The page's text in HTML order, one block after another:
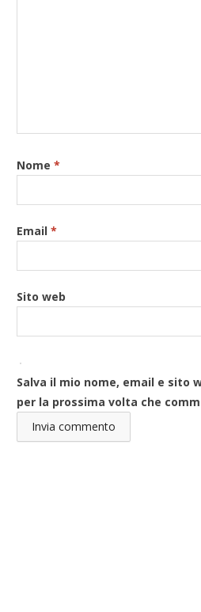
Nome*
Email*
Sito web
Salva il mio nome, email e sito
per la prossima volta che